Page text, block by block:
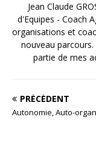
Jean Claude
d'Equipes - Coach
organisations et
nouveau
partie de mes
PRÉCÉDENT
Autonomie, Auto-